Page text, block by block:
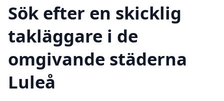
Sök efter en skicklig
takläggare i de
omgivande städerna
Luleå